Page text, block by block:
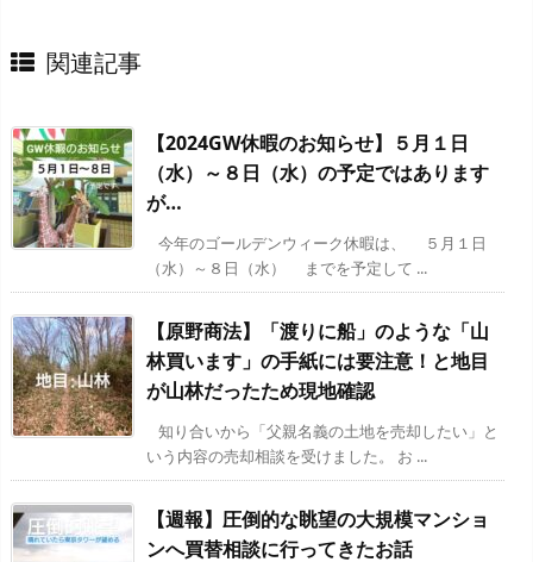
関連記事
【2024GW休暇のお知らせ】５月１日
（水）～８日（水）の予定ではあります
が…
今年のゴールデンウィーク休暇は、 ５月１日
（水）～８日（水） までを予定して ...
【原野商法】「渡りに船」のような「山
林買います」の手紙には要注意！と地目
が山林だったため現地確認
知り合いから「父親名義の土地を売却したい」と
いう内容の売却相談を受けました。 お ...
【週報】圧倒的な眺望の大規模マンショ
ンへ買替相談に行ってきたお話